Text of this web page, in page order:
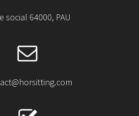
social 64000, PAU